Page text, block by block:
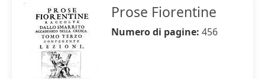
Prose Fiorentine
Numero di pagine: 456